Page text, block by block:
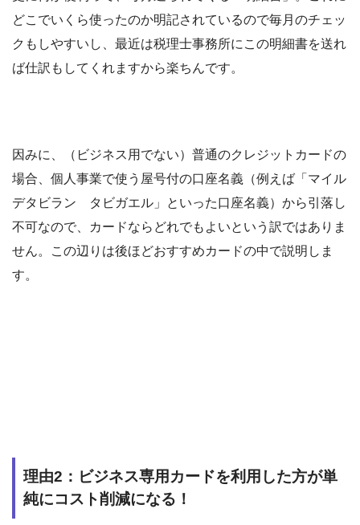
どこでいくら使ったのか明記されているので毎月のチェッ
クもしやすいし、最近は税理士事務所にこの明細書を送れ
ば仕訳もしてくれますから楽ちんです。
因みに、（ビジネス用でない）普通のクレジットカードの
場合、個人事業で使う屋号付の口座名義（例えば「マイル
デタビラン タビガエル」といった口座名義）から引落し
不可なので、カードならどれでもよいという訳ではありま
せん。この辺りは後ほどおすすめカードの中で説明しま
す。
理由2：ビジネス専用カードを利用した方が単
純にコスト削減になる！